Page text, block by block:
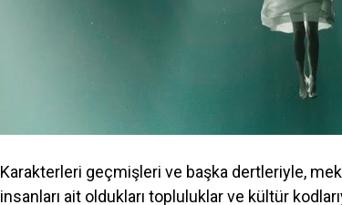
Karakterleri geçmişleri ve başka dertleriyle,
insanları ait oldukları topluluklar ve kültür